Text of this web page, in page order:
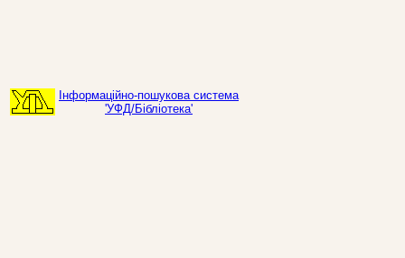
Інформаційно-пошукова система
'УФД/Бібліотека'